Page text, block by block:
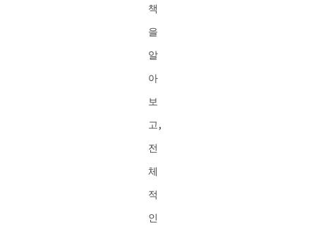
책
을
알
아
보
고,
전
체
적
인